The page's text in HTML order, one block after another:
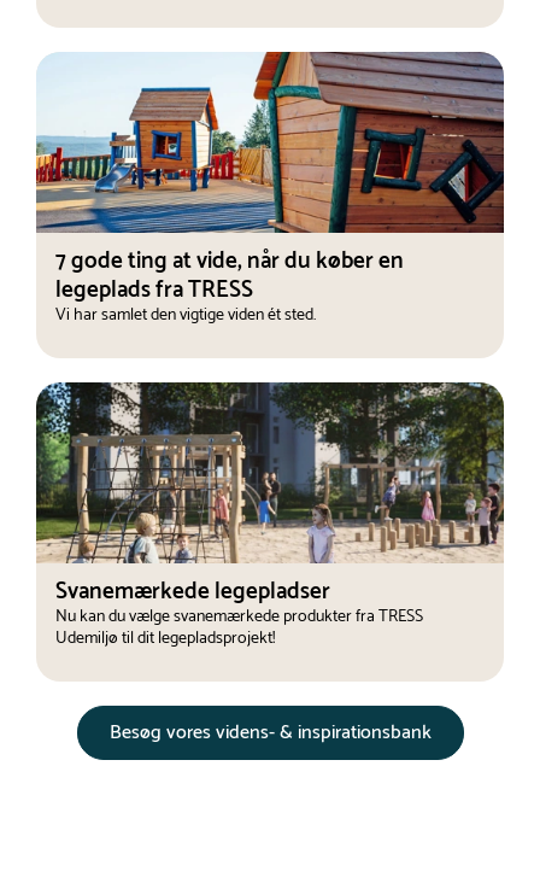
7 gode ting at vide, når du køber en
legeplads fra TRESS
Vi har samlet den vigtige viden ét sted.
Svanemærkede legepladser
Nu kan du vælge svanemærkede produkter fra TRESS
Udemiljø til dit legepladsprojekt!
Besøg vores videns- & inspirationsbank